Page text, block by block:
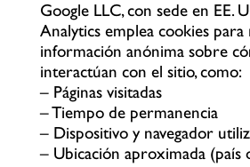
Google LLC, con sede en EE.
Analytics emplea cookies
información anónima sobre
interactúan con el sitio, como:
– Páginas visitadas
– Tiempo de permanencia
– Dispositivo y navegador
– Ubicación aproximada (país